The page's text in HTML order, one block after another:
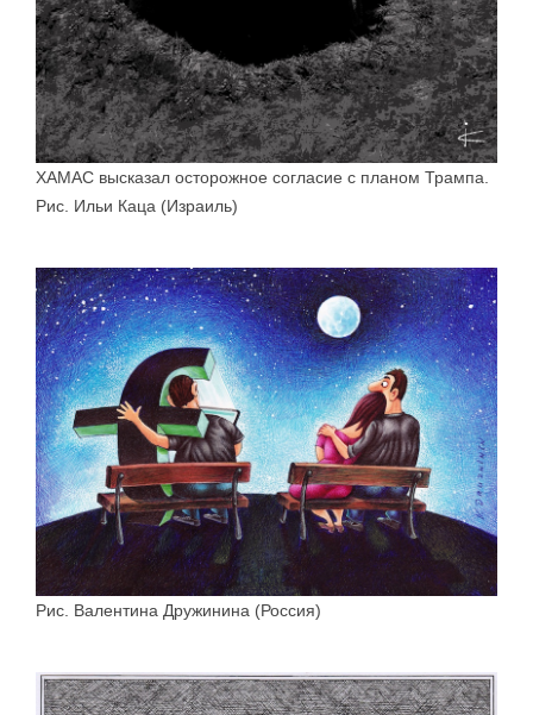
ХАМАС высказал осторожное согласие с планом Трампа.
Рис. Ильи Каца (Израиль)
Рис. Валентина Дружинина (Россия)